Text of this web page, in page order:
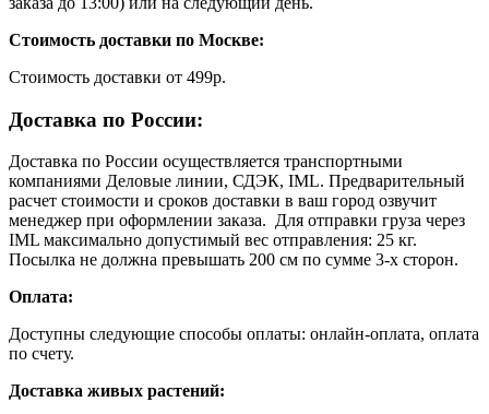
Стоимость доставки по Москве:
Cтоимость доставки от 499р.
Доставка по России:
Доставка по России осуществляется транспортными
компаниями Деловые линии, СДЭК, IML. Предварительный
расчет стоимости и сроков доставки в ваш город озвучит
менеджер при оформлении заказа. Для отправки груза через
IML максимально допустимый вес отправления: 25 кг.
Посылка не должна превышать 200 см по сумме 3-х сторон.
Оплата:
Доступны следующие способы оплаты: онлайн-оплата, оплата
по счету.
Доставка живых растений: